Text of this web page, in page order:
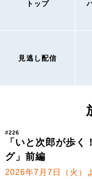
トップ
見逃し配信
#226
「いと次郎が歩
グ」前編
2026年7月7日（火）